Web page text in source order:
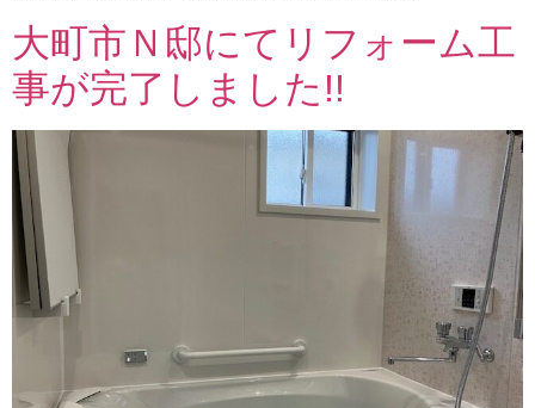
大町市Ｎ邸にてリフォーム工
事が完了しました!!